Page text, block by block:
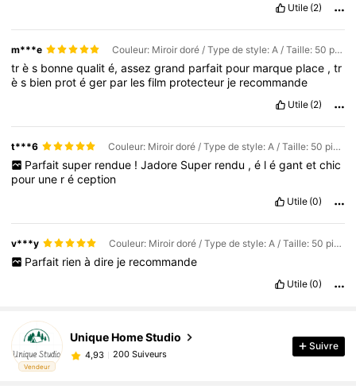
Utile (2)
m***e Couleur: Miroir doré / Type de style: A / Taille: 50 pièces
très bonnequalité,assezgrand parfait pour marque place ,tr
ès bien protéger par lesfilm protecteur je recommande
Utile (2)
t***6 Couleur: Miroir doré / Type de style: A / Taille: 50 pièces
Parfait super rendue ! Jadore Super rendu , é l é gant et chic
pour une réception
Utile (0)
v***y Couleur: Miroir doré / Type de style: A / Taille: 50 pièces
Parfait rien à dire je recommande
Utile (0)
Vendeur
Unique Home Studio
4,93 200 Suiveurs
Suivre